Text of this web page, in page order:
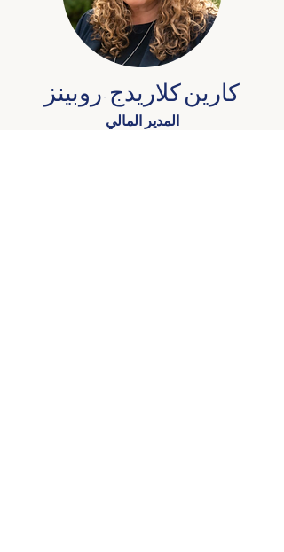
كارين كلاريدج-روبينز
المدير المالي